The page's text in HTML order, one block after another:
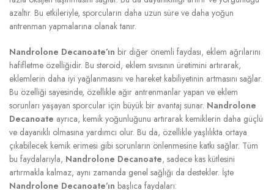
azaltır. Bu etkileriyle, sporcuların daha uzun süre ve daha yoğun
antrenman yapmalarına olanak tanır.
Nandrolone Decanoate’ın bir diğer önemli faydası, eklem ağrılarını
hafifletme özelliğidir. Bu steroid, eklem sıvısının üretimini artırarak,
eklemlerin daha iyi yağlanmasını ve hareket kabiliyetinin artmasını sağlar.
Bu özelliği sayesinde, özellikle ağır antrenmanlar yapan ve eklem
sorunları yaşayan sporcular için büyük bir avantaj sunar. Nandrolone
Decanoate ayrıca, kemik yoğunluğunu artırarak kemiklerin daha güçlü
ve dayanıklı olmasına yardımcı olur. Bu da, özellikle yaşlılıkta ortaya
çıkabilecek kemik erimesi gibi sorunların önlenmesine katkı sağlar. Tüm
bu faydalarıyla, Nandrolone Decanoate, sadece kas kütlesini
artırmakla kalmaz, aynı zamanda genel sağlığı da destekler. İşte
Nandrolone Decanoate’ın başlıca faydaları: